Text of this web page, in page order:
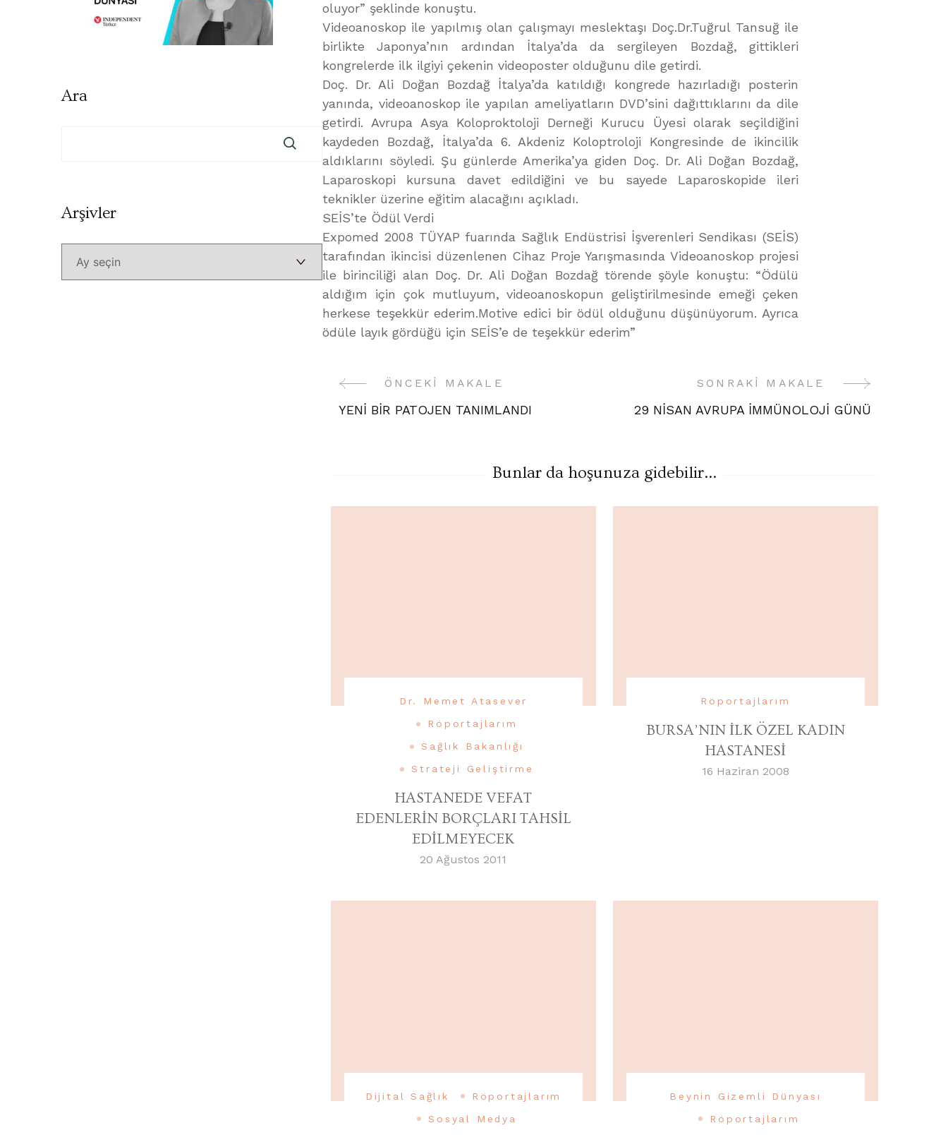
oluyor” şeklinde konuştu.
Videoanoskop ile yapılmış olan çalışmayı meslektaşı Doç.Dr.Tuğrul Tansuğ ile
birlikte Japonya’nın ardından İtalya’da da sergileyen Bozdağ, gittikleri
kongrelerde ilk ilgiyi çekenin videoposter olduğunu dile getirdi.
Doç. Dr. Ali Doğan Bozdağ İtalya’da katıldığı kongrede hazırladığı posterin
yanında, videoanoskop ile yapılan ameliyatların DVD’sini dağıttıklarını da dile
getirdi. Avrupa Asya Koloproktoloji Derneği Kurucu Üyesi olarak seçildiğini
kaydeden Bozdağ, İtalya’da 6. Akdeniz Koloptroloji Kongresinde de ikincilik
aldıklarını söyledi. Şu günlerde Amerika’ya giden Doç. Dr. Ali Doğan Bozdağ,
Laparoskopi kursuna davet edildiğini ve bu sayede Laparoskopide ileri
teknikler üzerine eğitim alacağını açıkladı.
SEİS’te Ödül Verdi
Expomed 2008 TÜYAP fuarında Sağlık Endüstrisi İşverenleri Sendikası (SEİS)
tarafından ikincisi düzenlenen Cihaz Proje Yarışmasında Videoanoskop projesi
ile birinciliği alan Doç. Dr. Ali Doğan Bozdağ törende şöyle konuştu: “Ödülü
aldığım için çok mutluyum, videoanoskopun geliştirilmesinde emeği çeken
herkese teşekkür ederim.Motive edici bir ödül olduğunu düşünüyorum. Ayrıca
ödüle layık gördüğü için SEİS’e de teşekkür ederim”
YazıÖNCEKI MAKALE
YENİ BİR PATOJEN TANIMLANDI
SONRAKI MAKALE
29 NİSAN AVRUPA İMMÜNOLOJİ GÜNÜ
Bunlar da hoşunuza gidebilir...
Dr. Memet Atasever
Röportajlarım
Sağlık Bakanlığı
Strateji Geliştirme
HASTANEDE VEFAT
EDENLERİN BORÇLARI TAHSİL
EDİLMEYECEK
20 Ağustos 2011
Röportajlarım
BURSA’NIN İLK ÖZEL KADIN
HASTANESİ
16 Haziran 2008
Dijital Sağlık
Röportajlarım
Sosyal Medya
Beynin Gizemli Dünyası
Röportajlarım
Ara
ArşivlerArşivler